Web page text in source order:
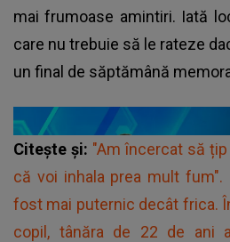
mai frumoase amintiri. Iată
care nu trebuie să le rateze
un final de săptămână
Citește și: "Am încercat să
că voi inhala prea mult
fost mai puternic decât frica.
copil, tânăra de 22 de ani